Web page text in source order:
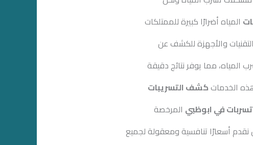
المياه أضرارًا كبيرة للممتلكات
والأجهزة للكشف عن
مما يوفر نتائج دقيقة
الخدماتكشف التسريبات
في ابوظبي المرخصة
أسعارًا تنافسية ومعقولة لجميع